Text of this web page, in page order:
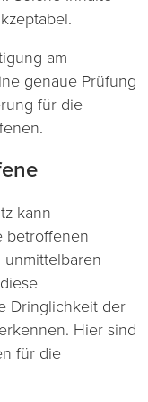
am
genaue Prüfung
für die
kann
betroffenen
Dringlichkeit der
Hier sind
für die